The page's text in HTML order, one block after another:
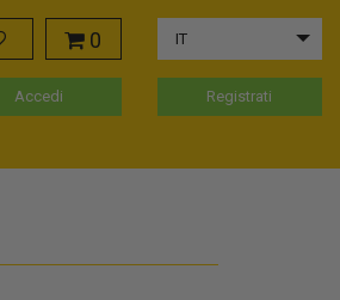
0 IT
Accedi Registrati